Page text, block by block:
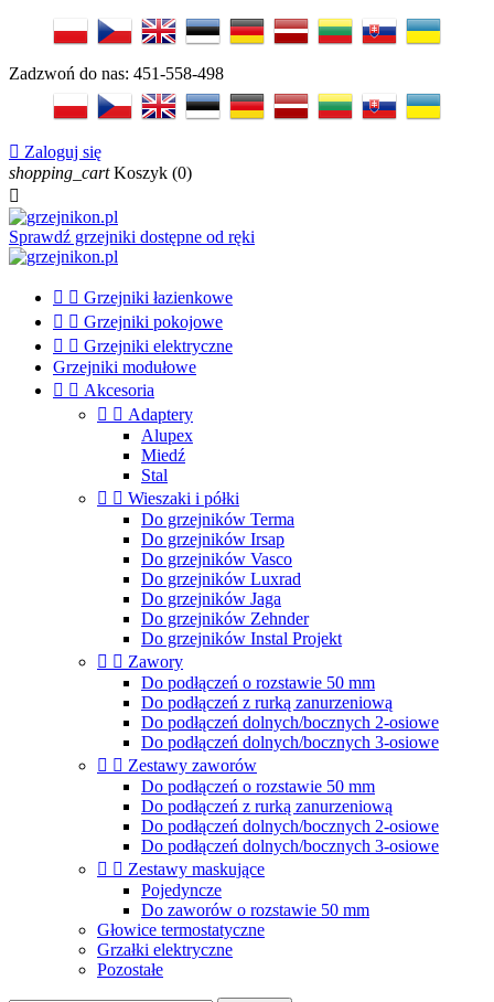
Zadzwoń do nas: 451-558-498
 Zaloguj się
shopping_cart Koszyk (0)

Sprawdź grzejniki dostępne od ręki
  Grzejniki łazienkowe
  Grzejniki pokojowe
  Grzejniki elektryczne
Grzejniki modułowe
  Akcesoria
  Adaptery
Alupex
Miedź
Stal
  Wieszaki i półki
Do grzejników Terma
Do grzejników Irsap
Do grzejników Vasco
Do grzejników Luxrad
Do grzejników Jaga
Do grzejników Zehnder
Do grzejników Instal Projekt
  Zawory
Do podłączeń o rozstawie 50 mm
Do podłączeń z rurką zanurzeniową
Do podłączeń dolnych/bocznych 2-osiowe
Do podłączeń dolnych/bocznych 3-osiowe
  Zestawy zaworów
Do podłączeń o rozstawie 50 mm
Do podłączeń z rurką zanurzeniową
Do podłączeń dolnych/bocznych 2-osiowe
Do podłączeń dolnych/bocznych 3-osiowe
  Zestawy maskujące
Pojedyncze
Do zaworów o rozstawie 50 mm
Głowice termostatyczne
Grzałki elektryczne
Pozostałe